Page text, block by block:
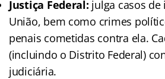
Justiça Federal: julga casos de
União, bem como crimes
penais cometidas contra ela.
(incluindo o Distrito Federal)
judiciária.